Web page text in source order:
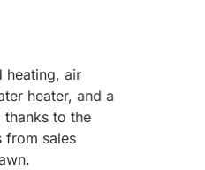
heating, air
heater, and a
to the
from sales